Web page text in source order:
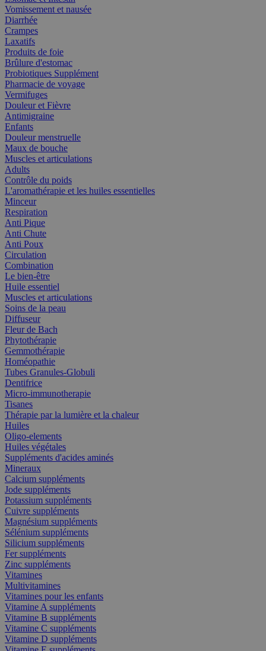
Vomissement et nausée
Diarrhée
Crampes
Laxatifs
Produits de foie
Brûlure d'estomac
Probiotiques Supplément
Pharmacie de voyage
Vermifuges
Douleur et Fièvre
Antimigraine
Enfants
Douleur menstruelle
Maux de bouche
Muscles et articulations
Adults
Contrôle du poids
L'aromathérapie et les huiles essentielles
Minceur
Respiration
Anti Pique
Anti Chute
Anti Poux
Circulation
Combination
Le bien-être
Huile essentiel
Muscles et articulations
Soins de la peau
Diffuseur
Fleur de Bach
Phytothérapie
Gemmothérapie
Homéopathie
Tubes Granules-Globuli
Dentifrice
Micro-immunotherapie
Tisanes
Thérapie par la lumière et la chaleur
Huiles
Oligo-elements
Huiles végétales
Suppléments d'acides aminés
Mineraux
Calcium suppléments
Jode suppléments
Potassium suppléments
Cuivre suppléments
Magnésium suppléments
Sélénium suppléments
Silicium suppléments
Fer suppléments
Zinc suppléments
Vitamines
Multivitamines
Vitamines pour les enfants
Vitamine A suppléments
Vitamine B suppléments
Vitamine C suppléments
Vitamine D suppléments